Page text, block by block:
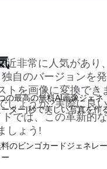
近非常に人気があり
自のバージョンを
トを画像に変換で
しょうか?実際に良
ドでは、この革新的
しょう!
の最高の無料AI画像ジェネ
ター|秒で美しい写真を作
のビンゴカードジェネレー